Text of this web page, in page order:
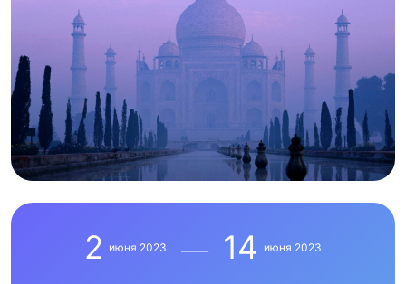
2 июня 2023 14 июня 2023